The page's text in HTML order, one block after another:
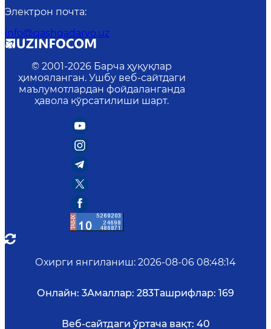
Электрон почта:
info@qashqadaryo.uz
© 2001-2026 Барча ҳуқуқлар
ҳимояланган. Ушбу веб-сайтдаги
маълумотлардан фойдаланганда
ҳавола кўрсатилиши шарт.
Охирги янгиланиш: 2026-08-06 08:48:14
Онлайн: 3Амаллар: 283Ташрифлар: 169
Веб-сайтдаги ўртача вақт: 40